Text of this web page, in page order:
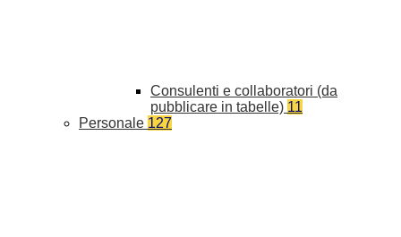
Consulenti e collaboratori (da
pubblicare in tabelle) 11
Personale 127